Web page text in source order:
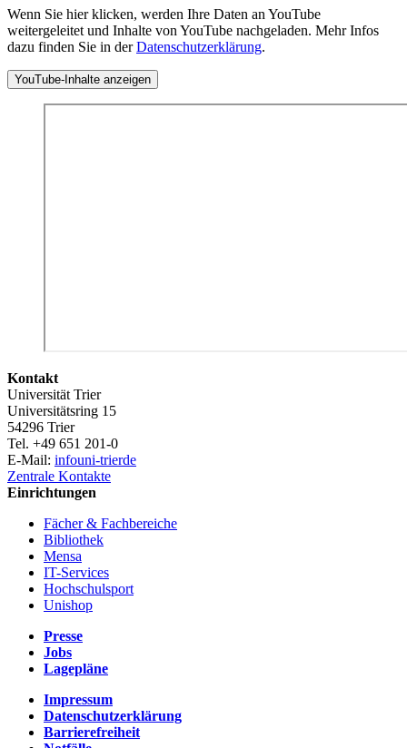
Wenn Sie hier klicken, werden Ihre Daten an YouTube
weitergeleitet und Inhalte von YouTube nachgeladen. Mehr Infos
dazu finden Sie in derDatenschutzerklärung.
YouTube-Inhalte anzeigen
Kontakt
Universität Trier
Universitätsring 15
54296 Trier
Tel. +49 651 201-0
E-Mail: infouni-trierde
Zentrale Kontakte
Einrichtungen
Fächer & Fachbereiche
Bibliothek
Mensa
IT-Services
Hochschulsport
Unishop
Presse
Jobs
Lagepläne
Impressum
Datenschutzerklärung
Barrierefreiheit